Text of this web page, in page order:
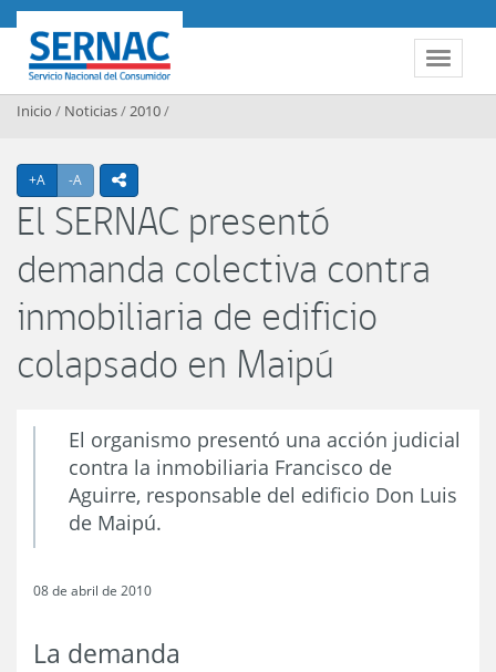
Contenido principal
Toggle
SERNAC
Inicio / Noticias/2010/
+A Agrandar texto
-A Achicar textoicono compartir
El SERNAC presentó
demanda colectiva contra
inmobiliaria de edificio
colapsado en Maipú
El organismo presentó una acción judicial
contra la inmobiliaria Francisco de
Aguirre, responsable del edificio Don Luis
de Maipú.
08 de abril de 2010
La demanda